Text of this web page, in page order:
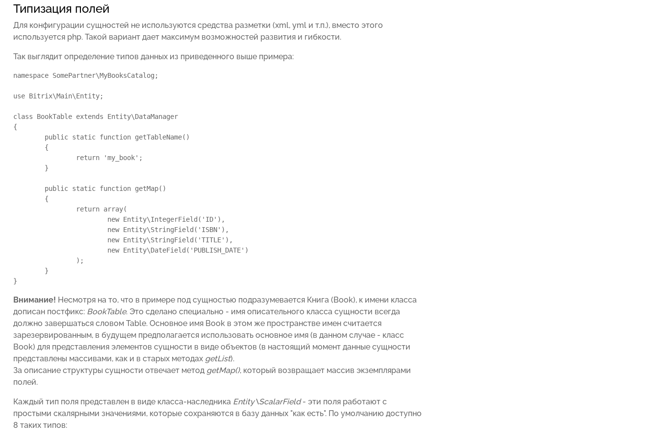
Типизация полей
Для конфигурации сущностей не используются средства разметки (xml, yml и т.п.), вместо этого
используется php. Такой вариант дает максимум возможностей развития и гибкости.
Так выглядит определение типов данных из приведенного выше примера:
namespace SomePartner\MyBooksCatalog;
use Bitrix\Main\Entity;
class BookTable extends Entity\DataManager
{
}
Внимание! Несмотря на то, что в примере под сущностью подразумевается Книга (Book), к имени класса
дописан постфикс: BookTable. Это сделано специально - имя описательного класса сущности всегда
должно завершаться словом Table. Основное имя Book в этом же пространстве имен считается
зарезервированным, в будущем предполагается использовать основное имя (в данном случае - класс
Book) для представления элементов сущности в виде объектов (в настоящий момент данные сущности
представлены массивами, как и в старых методах getList).
За описание структуры сущности отвечает метод getMap(), который возвращает массив экземплярами
полей.
Каждый тип поля представлен в виде класса-наследника Entity\ScalarField- эти поля работают с
простыми скалярными значениями, которые сохраняются в базу данных "как есть". По умолчанию доступно
8 таких типов: